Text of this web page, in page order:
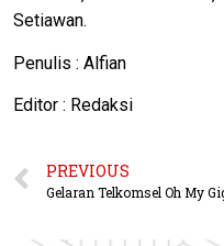
Setiawan.
Penulis : Alfian
Editor : Redaksi
PREVIOUS